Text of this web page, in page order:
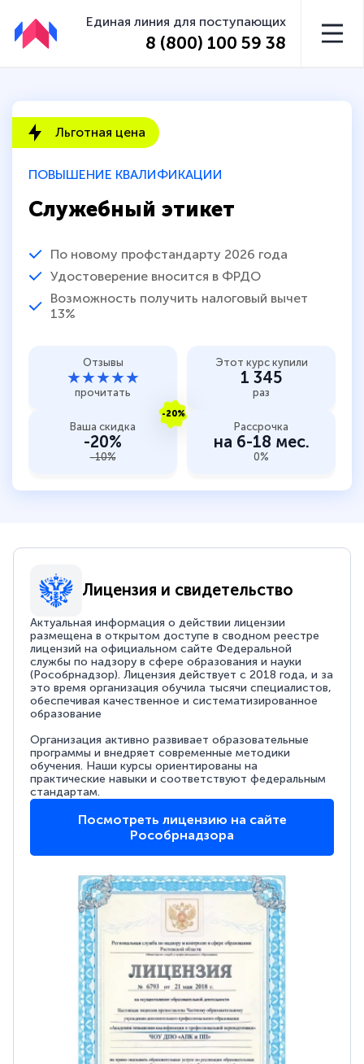
Единая линия для поступающих
8 (800) 100 59 38
ПОВЫШЕНИЕ КВАЛИФИКАЦИИ
Служебный этикет
По новому профстандарту 2026 года
Удостоверение вносится в ФРДО
Возможность получить налоговый вычет
13%
Льготная цена
Отзывы
★★★★★
прочитать
Этот курс купили
1 345
раз
-20%
Ваша скидка
-20%
-10%
Рассрочка
на 6-18 мес.
0%
Лицензия и свидетельство
Актуальная информация о действии лицензии
размещена в открытом доступе в сводном реестре
лицензий на официальном сайте Федеральной
службы по надзору в сфере образования и науки
(Рособрнадзор). Лицензия действует с 2018 года, и за
это время организация обучила тысячи специалистов,
обеспечивая качественное и систематизированное
образование
Организация активно развивает образовательные
программы и внедряет современные методики
обучения. Наши курсы ориентированы на
практические навыки и соответствуют федеральным
стандартам.
Посмотреть лицензию на сайте
Рособрнадзора